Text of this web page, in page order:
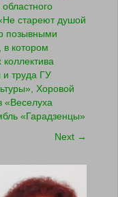
стареют душой
позывными
котором
труда ГУ
Хоровой
«Веселуха
«Гарадзенцы»
Next →